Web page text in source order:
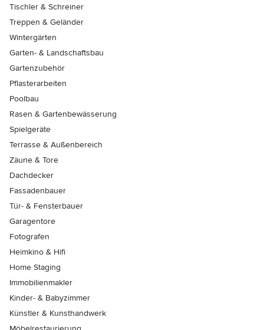
Tischler & Schreiner
Treppen & Geländer
Wintergärten
Garten- & Landschaftsbau
Gartenzubehör
Pflasterarbeiten
Poolbau
Rasen & Gartenbewässerung
Spielgeräte
Terrasse & Außenbereich
Zäune & Tore
Dachdecker
Fassadenbauer
Tür- & Fensterbauer
Garagentore
Fotografen
Heimkino & Hifi
Home Staging
Immobilienmakler
Kinder- & Babyzimmer
Künstler & Kunsthandwerk